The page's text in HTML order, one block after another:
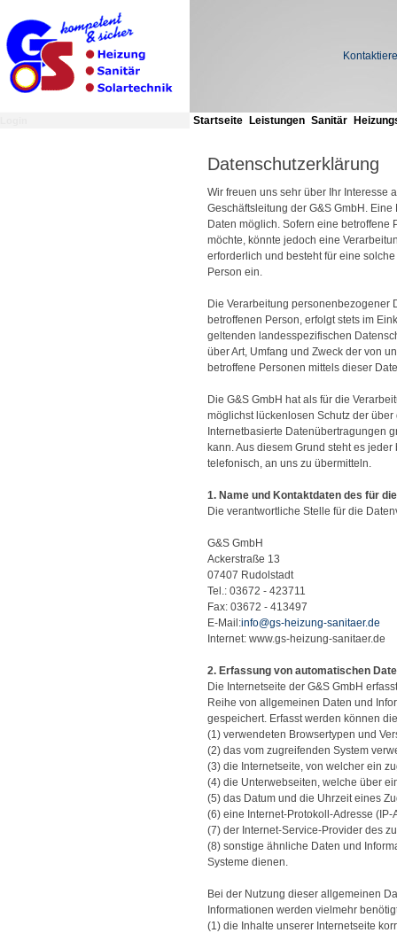
Startseite Leistungen Sanitär
Datenschutzerklärung
Wir freuen uns sehr über Ihr Interesse
Geschäftsleitung der G&S GmbH.
Daten möglich. Sofern eine betroffene
möchte, könnte jedoch eine
erforderlich und besteht für eine
Person ein.
Die Verarbeitung personenbezogener
betroffenen Person, erfolgt stets im
geltenden landesspezifischen
über Art, Umfang und Zweck der von
betroffene Personen mittels dieser
Die G&S GmbH hat als für die
möglichst lückenlosen Schutz der
Internetbasierte Datenübertragungen
kann. Aus diesem Grund steht es
telefonisch, an uns zu übermitteln.
1. Name und Kontaktdaten des für
Die verantwortliche Stelle für die
G&S GmbH
Ackerstraße 13
07407 Rudolstadt
Tel.: 03672 - 423711
Fax: 03672 - 413497
E-Mail:info@gs-heizung-sanitaer.de
Internet: www.gs-heizung-sanitaer.de
2. Erfassung von automatischen
Die Internetseite der G&S GmbH
Reihe von allgemeinen Daten und
gespeichert. Erfasst werden können
(1) verwendeten Browsertypen und
(2) das vom zugreifenden System
(3) die Internetseite, von welcher ein
(4) die Unterwebseiten, welche über
(5) das Datum und die Uhrzeit eines
(6) eine Internet-Protokoll-Adresse (IP-
(7) der Internet-Service-Provider des
(8) sonstige ähnliche Daten und
Systeme dienen.
Bei der Nutzung dieser allgemeinen
Informationen werden vielmehr
(1) die Inhalte unserer Internetseite